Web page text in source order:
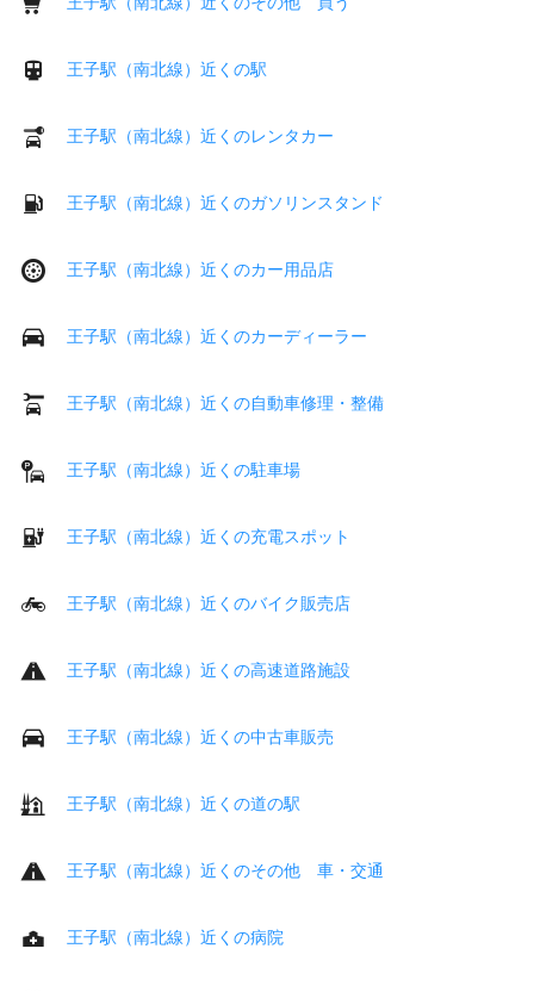
王子駅（南北線）近くの駅
王子駅（南北線）近くのレンタカー
王子駅（南北線）近くのガソリンスタンド
王子駅（南北線）近くのカー用品店
王子駅（南北線）近くのカーディーラー
王子駅（南北線）近くの自動車修理・整備
王子駅（南北線）近くの駐車場
王子駅（南北線）近くの充電スポット
王子駅（南北線）近くのバイク販売店
王子駅（南北線）近くの高速道路施設
王子駅（南北線）近くの中古車販売
王子駅（南北線）近くの道の駅
王子駅（南北線）近くのその他 車・交通
王子駅（南北線）近くの病院